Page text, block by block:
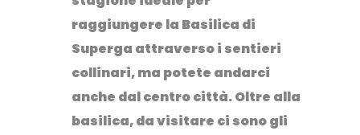
raggiungere la Basilica di
Superga attraverso i sentieri
collinari, ma potete andarci
anche dal centro città. Oltre alla
basilica, da visitare ci sono gli